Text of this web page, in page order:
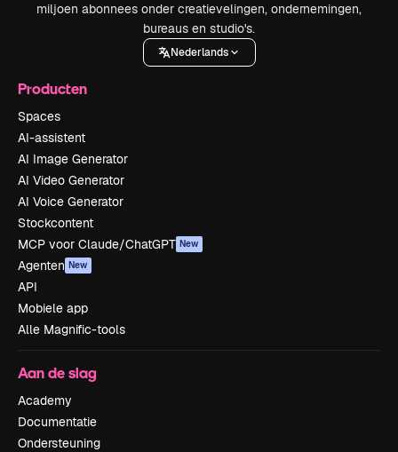
miljoen abonnees onder creatievelingen, ondernemingen,
bureaus en studio's.
Nederlands
Producten
Spaces
AI-assistent
AI Image Generator
AI Video Generator
AI Voice Generator
Stockcontent
MCP voor Claude/ChatGPT New
Agenten New
API
Mobiele app
Alle Magnific-tools
Aan de slag
Academy
Documentatie
Ondersteuning